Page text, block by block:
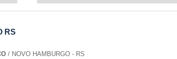
RS
/ NOVO HAMBURGO - RS